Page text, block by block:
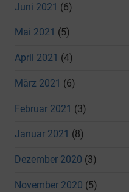
Juni 2021 (6)
Mai 2021 (5)
April 2021 (4)
März 2021 (6)
Februar 2021 (3)
Januar 2021 (8)
Dezember 2020 (3)
November 2020 (5)